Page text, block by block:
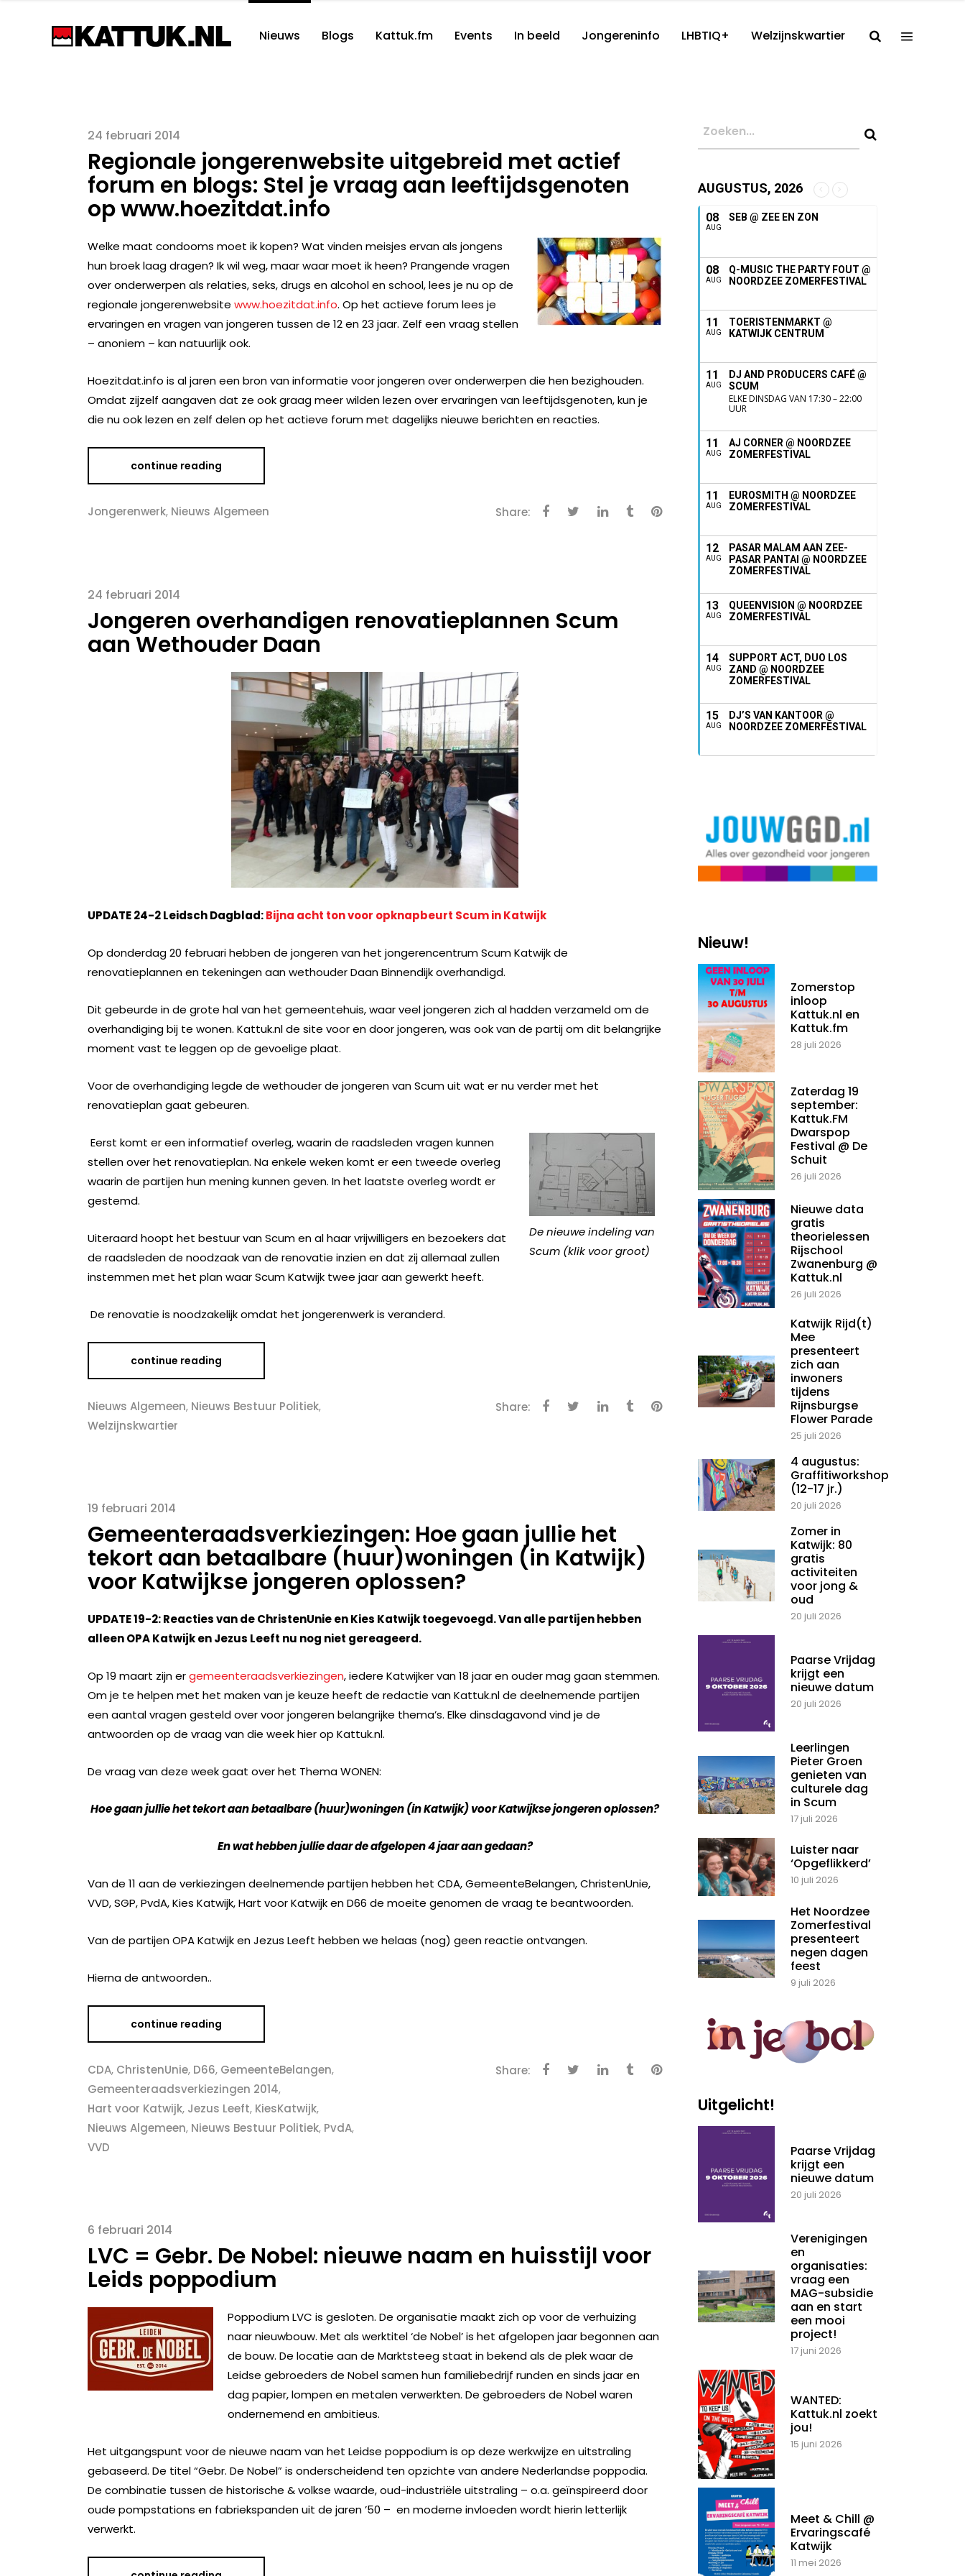
Nieuws Blogs Kattuk.fm Events In beeld Jongereninfo LHBTIQ+ Welzijnskwartier
24 februari 2014
Regionale jongerenwebsite uitgebreid met actief
forum en blogs: Stel je vraag aan leeftijdsgenoten
op www.hoezitdat.info
Welke maat condooms moet ik kopen? Wat vinden meisjes ervan als jongens
hun broek laag dragen? Ik wil weg, maar waar moet ik heen? Prangende vragen
over onderwerpen als relaties, seks, drugs en alcohol en school, lees je nu op de
regionale jongerenwebsite www.hoezitdat.info. Op het actieve forum lees je
ervaringen en vragen van jongeren tussen de 12 en 23 jaar. Zelf een vraag stellen
– anoniem – kan natuurlijk ook.
Hoezitdat.info is al jaren een bron van informatie voor jongeren over onderwerpen die hen bezighouden.
Omdat zijzelf aangaven dat ze ook graag meer wilden lezen over ervaringen van leeftijdsgenoten, kun je
die nu ook lezen en zelf delen op het actieve forum met dagelijks nieuwe berichten en reacties.
continue reading
Jongerenwerk, Nieuws Algemeen Share:
24 februari 2014
Jongeren overhandigen renovatieplannen Scum
aan Wethouder Daan
UPDATE 24-2 Leidsch Dagblad:Bijna acht ton voor opknapbeurt Scum in Katwijk
Op donderdag 20 februari hebben de jongeren van het jongerencentrum Scum Katwijk de
renovatieplannen en tekeningen aan wethouder Daan Binnendijk overhandigd.
Dit gebeurde in de grote hal van het gemeentehuis, waar veel jongeren zich al hadden verzameld om de
overhandiging bij te wonen. Kattuk.nl de site voor en door jongeren, was ook van de partij om dit belangrijke
moment vast te leggen op de gevoelige plaat.
Voor de overhandiging legde de wethouder de jongeren van Scum uit wat er nu verder met het
renovatieplan gaat gebeuren.
De nieuwe indeling van
Scum (klik voor groot)
Eerst komt er een informatief overleg, waarin de raadsleden vragen kunnen
stellen over het renovatieplan. Na enkele weken komt er een tweede overleg
waarin de partijen hun mening kunnen geven. In het laatste overleg wordt er
gestemd.
Uiteraard hoopt het bestuur van Scum en al haar vrijwilligers en bezoekers dat
de raadsleden de noodzaak van de renovatie inzien en dat zij allemaal zullen
instemmen met het plan waar Scum Katwijk twee jaar aan gewerkt heeft.
De renovatie is noodzakelijk omdat het jongerenwerk is veranderd.
continue reading
Nieuws Algemeen, Nieuws Bestuur Politiek,
Welzijnskwartier
Share:
19 februari 2014
Gemeenteraadsverkiezingen: Hoe gaan jullie het
tekort aan betaalbare (huur)woningen (in Katwijk)
voor Katwijkse jongeren oplossen?
UPDATE 19-2: Reacties van de ChristenUnie en Kies Katwijk toegevoegd. Van alle partijen hebben
alleen OPA Katwijk en Jezus Leeft nu nog niet gereageerd.
Op 19 maart zijn ergemeenteraadsverkiezingen, iedere Katwijker van 18 jaar en ouder mag gaan stemmen.
Om je te helpen met het maken van je keuze heeft de redactie van Kattuk.nl de deelnemende partijen
een aantal vragen gesteld over voor jongeren belangrijke thema’s. Elke dinsdagavond vind je de
antwoorden op de vraag van die week hier op Kattuk.nl.
De vraag van deze week gaat over het Thema WONEN:
Hoe gaan jullie het tekort aan betaalbare (huur)woningen (in Katwijk) voor Katwijkse jongeren oplossen?
En wat hebben jullie daar de afgelopen 4 jaar aan gedaan?
Van de 11 aan de verkiezingen deelnemende partijen hebben het CDA, GemeenteBelangen, ChristenUnie,
VVD, SGP, PvdA, Kies Katwijk, Hart voor Katwijk en D66 de moeite genomen de vraag te beantwoorden.
Van de partijen OPA Katwijk en Jezus Leeft hebben we helaas (nog) geen reactie ontvangen.
Hierna de antwoorden..
continue reading
CDA, ChristenUnie, D66, GemeenteBelangen,
Gemeenteraadsverkiezingen 2014,
Hart voor Katwijk, Jezus Leeft, KiesKatwijk,
Nieuws Algemeen, Nieuws Bestuur Politiek, PvdA,
VVD
Share:
6 februari 2014
LVC = Gebr. De Nobel: nieuwe naam en huisstijl voor
Leids poppodium
Poppodium LVC is gesloten. De organisatie maakt zich op voor de verhuizing
naar nieuwbouw. Met als werktitel ‘de Nobel’ is het afgelopen jaar begonnen aan
de bouw. De locatie aan de Marktsteeg staat in bekend als de plek waar de
Leidse gebroeders de Nobel samen hun familiebedrijf runden en sinds jaar en
dag papier, lompen en metalen verwerkten. De gebroeders de Nobel waren
ondernemend en ambitieus.
Het uitgangspunt voor de nieuwe naam van het Leidse poppodium is op deze werkwijze en uitstraling
gebaseerd. De titel “Gebr. De Nobel” is onderscheidend ten opzichte van andere Nederlandse poppodia.
De combinatie tussen de historische & volkse waarde, oud-industriële uitstraling – o.a. geïnspireerd door
oude pompstations en fabriekspanden uit de jaren ’50 – en moderne invloeden wordt hierin letterlijk
verwerkt.
AUGUSTUS, 2026
08
AUG
SEB @ ZEE EN ZON
08
AUG
Q-MUSIC THE PARTY FOUT @
NOORDZEE ZOMERFESTIVAL
11
AUG
TOERISTENMARKT @
KATWIJK CENTRUM
11
AUG
DJ AND PRODUCERS CAFÉ @
SCUM
ELKE DINSDAG VAN 17:30 – 22:00
UUR
11
AUG
AJ CORNER @ NOORDZEE
ZOMERFESTIVAL
11
AUG
EUROSMITH @ NOORDZEE
ZOMERFESTIVAL
12
AUG
PASAR MALAM AAN ZEE-
PASAR PANTAI @ NOORDZEE
ZOMERFESTIVAL
13
AUG
QUEENVISION @ NOORDZEE
ZOMERFESTIVAL
14
AUG
SUPPORT ACT, DUO LOS
ZAND @ NOORDZEE
ZOMERFESTIVAL
15
AUG
DJ’S VAN KANTOOR @
NOORDZEE ZOMERFESTIVAL
Nieuw!
Zomerstop
inloop
Kattuk.nl en
Kattuk.fm
28 juli 2026
Zaterdag 19
september:
Kattuk.FM
Dwarspop
Festival @ De
Schuit
26 juli 2026
Nieuwe data
gratis
theorielessen
Rijschool
Zwanenburg @
Kattuk.nl
26 juli 2026
Katwijk Rijd(t)
Mee
presenteert
zich aan
inwoners
tijdens
Rijnsburgse
Flower Parade
25 juli 2026
4 augustus:
Graffitiworkshop
(12-17 jr.)
20 juli 2026
Zomer in
Katwijk: 80
gratis
activiteiten
voor jong &
oud
20 juli 2026
Paarse Vrijdag
krijgt een
nieuwe datum
20 juli 2026
Leerlingen
Pieter Groen
genieten van
culturele dag
in Scum
17 juli 2026
Luister naar
‘Opgeflikkerd’
10 juli 2026
Het Noordzee
Zomerfestival
presenteert
negen dagen
feest
9 juli 2026
Uitgelicht!
Paarse Vrijdag
krijgt een
nieuwe datum
20 juli 2026
Verenigingen
en
organisaties:
vraag een
MAG-subsidie
aan en start
een mooi
project!
17 juni 2026
WANTED:
Kattuk.nl zoekt
jou!
15 juni 2026
Meet & Chill @
Ervaringscafé
Katwijk
11 mei 2026